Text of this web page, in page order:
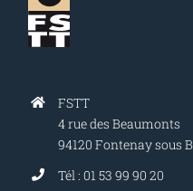
FSTT
4 rue des Beaumonts
94120 Fontenay sous
Tél : 01 53 99 90 20